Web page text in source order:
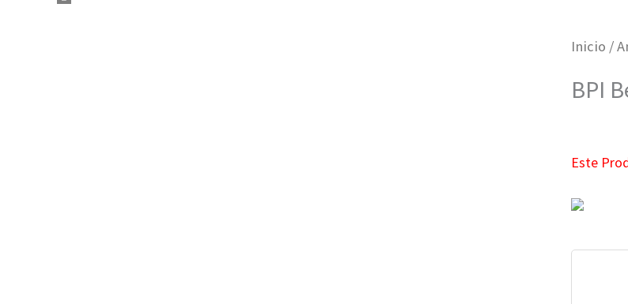
Inicio /
BPI
Este